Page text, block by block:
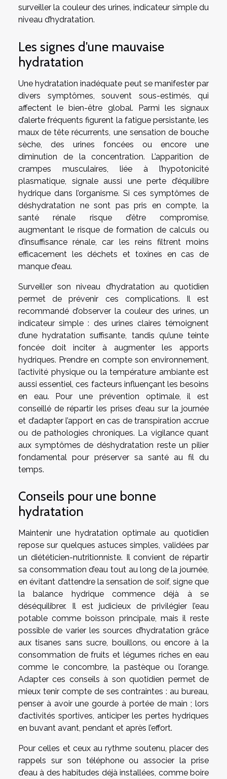
surveiller la couleur des urines, indicateur simple du
niveau d’hydratation.
Les signes d'une mauvaise
hydratation
Une hydratation inadéquate peut se manifester par
divers symptômes, souvent sous-estimés, qui
affectent le bien-être global. Parmi les signaux
d’alerte fréquents figurent la fatigue persistante, les
maux de tête récurrents, une sensation de bouche
sèche, des urines foncées ou encore une
diminution de la concentration. L’apparition de
crampes musculaires, liée à l’hypotonicité
plasmatique, signale aussi une perte d’équilibre
hydrique dans l’organisme. Si ces symptômes de
déshydratation ne sont pas pris en compte, la
santé rénale risque d’être compromise,
augmentant le risque de formation de calculs ou
d’insuffisance rénale, car les reins filtrent moins
efficacement les déchets et toxines en cas de
manque d’eau.
Surveiller son niveau d’hydratation au quotidien
permet de prévenir ces complications. Il est
recommandé d’observer la couleur des urines, un
indicateur simple : des urines claires témoignent
d’une hydratation suffisante, tandis qu’une teinte
foncée doit inciter à augmenter les apports
hydriques. Prendre en compte son environnement,
l’activité physique ou la température ambiante est
aussi essentiel, ces facteurs influençant les besoins
en eau. Pour une prévention optimale, il est
conseillé de répartir les prises d’eau sur la journée
et d’adapter l’apport en cas de transpiration accrue
ou de pathologies chroniques. La vigilance quant
aux symptômes de déshydratation reste un pilier
fondamental pour préserver sa santé au fil du
temps.
Conseils pour une bonne
hydratation
Maintenir une hydratation optimale au quotidien
repose sur quelques astuces simples, validées par
un diététicien-nutritionniste. Il convient de répartir
sa consommation d’eau tout au long de la journée,
en évitant d’attendre la sensation de soif, signe que
la balance hydrique commence déjà à se
déséquilibrer. Il est judicieux de privilégier l’eau
potable comme boisson principale, mais il reste
possible de varier les sources d’hydratation grâce
aux tisanes sans sucre, bouillons, ou encore à la
consommation de fruits et légumes riches en eau
comme le concombre, la pastèque ou l’orange.
Adapter ces conseils à son quotidien permet de
mieux tenir compte de ses contraintes : au bureau,
penser à avoir une gourde à portée de main ; lors
d’activités sportives, anticiper les pertes hydriques
en buvant avant, pendant et après l’effort.
Pour celles et ceux au rythme soutenu, placer des
rappels sur son téléphone ou associer la prise
d’eau à des habitudes déjà installées, comme boire